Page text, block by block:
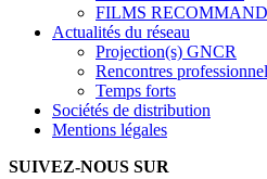
FILMS
Actualités du réseau
Projection(s) GNCR
Rencontres
Temps forts
Sociétés de distribution
Mentions légales
SUIVEZ-NOUS SUR